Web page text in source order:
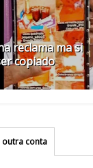
reclama ma si
copiado
outra conta